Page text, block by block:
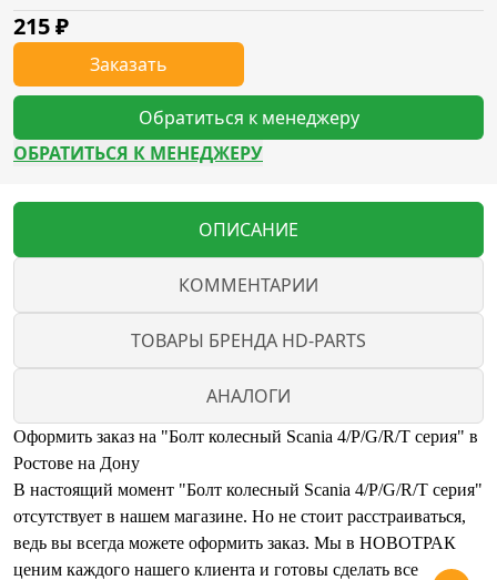
215₽
Заказать
Обратиться к менеджеру
ОБРАТИТЬСЯ К МЕНЕДЖЕРУ
ОПИСАНИЕ
КОММЕНТАРИИ
ТОВАРЫ БРЕНДА HD-PARTS
АНАЛОГИ
Оформить заказ на "Болт колесный Scania 4/P/G/R/T серия" в
Ростове на Дону
В настоящий момент "Болт колесный Scania 4/P/G/R/T серия"
отсутствует в нашем магазине. Но не стоит расстраиваться,
ведь вы всегда можете оформить заказ. Мы в НОВОТРАК
ценим каждого нашего клиента и готовы сделать все